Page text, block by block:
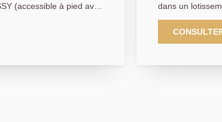
(accessible à pied avec
du parc du Peuple de
ancienne maison
offrant une entrée,
dans un
vous propose
de-chaussée,
une terrasse et